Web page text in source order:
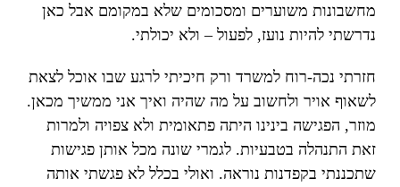
מחשבונות משוערים ומסכומים שלא במקומם אבל כאן
נדרשתי להיות נועז, לפעול – ולא יכולתי.
חזרתי נכה-רוח למשרד ורק חיכיתי לרגע שבו אוכל לצאת
לשאוף אויר ולחשוב על מה שהיה ואיך אני ממשיך מכאן.
מוזר, הפגישה בינינו היתה פתאומית ולא צפויה ולמרות
זאת התנהלה בטבעיות. לגמרי שונה מכל אותן פגישות
שתכננתי בקפדנות נוראה. ואולי בכלל לא פגשתי אותה